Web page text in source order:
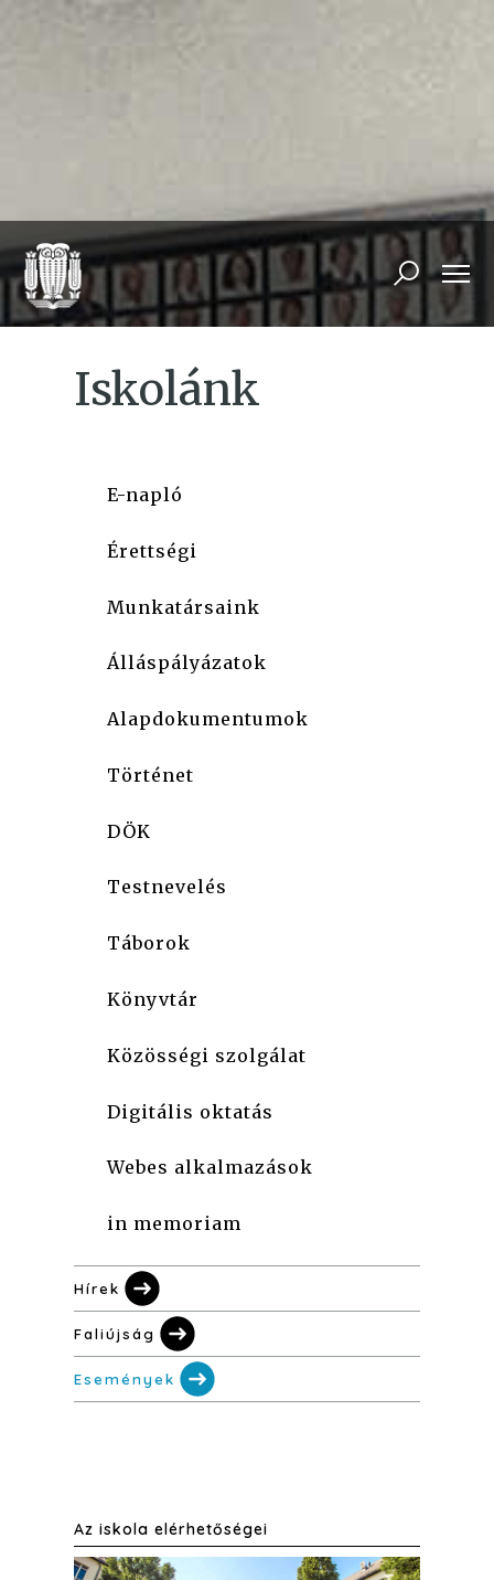
Iskolánk
E-napló
Érettségi
Munkatársaink
Álláspályázatok
Alapdokumentumok
Történet
DÖK
Testnevelés
Táborok
Könyvtár
Közösségi szolgálat
Digitális oktatás
Webes alkalmazások
in memoriam
Hírek
Faliújság
Események
Az iskola elérhetőségei